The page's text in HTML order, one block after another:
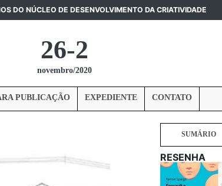
DO NÚCLEO DE DESENVOLVIMENTO DA CRIATIVIDADE
26-2
novembro/2020
PUBLICAÇÃO EXPEDIENTE CONTATO
SUMÁRIO
RESENHA